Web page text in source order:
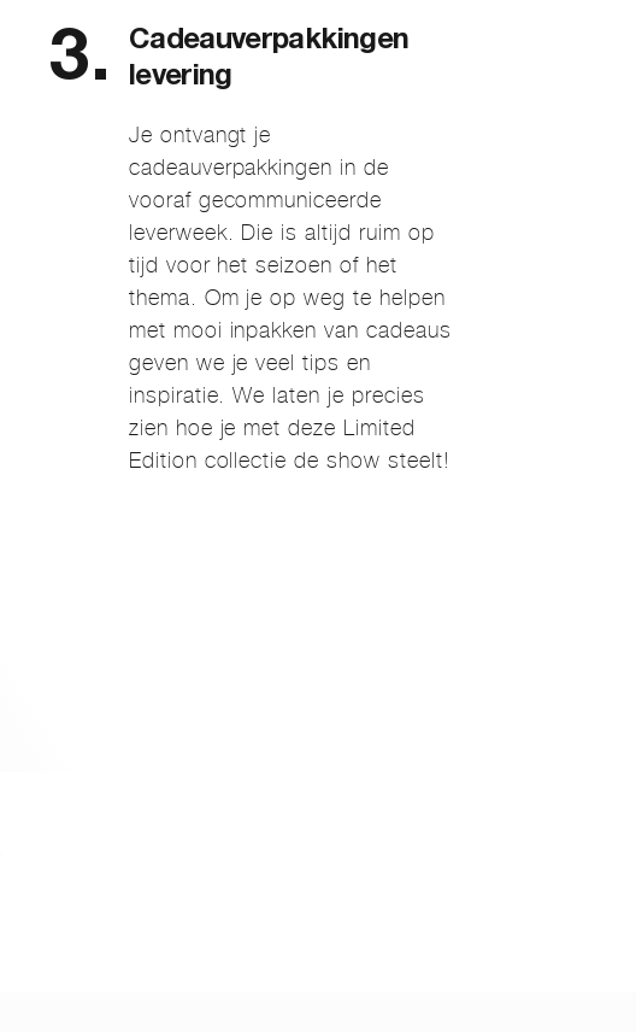
Cadeauverpakkingen
levering
Je ontvangt je
cadeauverpakkingen in de
vooraf gecommuniceerde
leverweek. Die is altijd ruim op
tijd voor het seizoen of het
thema. Om je op weg te helpen
met mooi inpakken van cadeaus
geven we je veel tips en
inspiratie. We laten je precies
zien hoe je met deze Limited
Edition collectie de show steelt!